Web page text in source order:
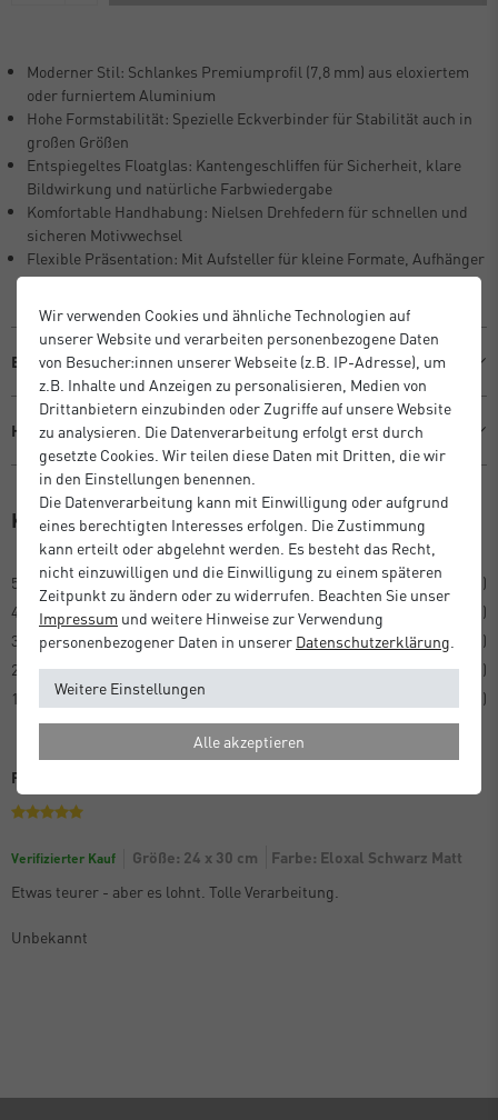
Moderner Stil: Schlankes Premiumprofil (7,8 mm) aus eloxiertem
oder furniertem Aluminium
Hohe Formstabilität: Spezielle Eckverbinder für Stabilität auch in
großen Größen
Entspiegeltes Floatglas: Kantengeschliffen für Sicherheit, klare
Bildwirkung und natürliche Farbwiedergabe
Komfortable Handhabung: Nielsen Drehfedern für schnellen und
sicheren Motivwechsel
Flexible Präsentation: Mit Aufsteller für kleine Formate, Aufhänger
ab DIN A4 – Hoch- und Querformat
Beschreibung
Hersteller Informationen
Kundenrezensionen(1)
5
4
3
2
1
Perfekte Verarbeitung
Verifizierter Kauf Größe: 24 x 30 cm
Farbe: Eloxal Schwarz Matt
Etwas teurer - aber es lohnt. Tolle Verarbeitung.
Unbekannt
Wir verwenden Cookies und ähnliche Technologien auf
unserer Website und verarbeiten personenbezogene Daten
von Besucher:innen unserer Webseite (z.B. IP-Adresse), um
z.B. Inhalte und Anzeigen zu personalisieren, Medien von
Drittanbietern einzubinden oder Zugriffe auf unsere Website
zu analysieren. Die Datenverarbeitung erfolgt erst durch
gesetzte Cookies. Wir teilen diese Daten mit Dritten, die wir
in den Einstellungen benennen.
Die Datenverarbeitung kann mit Einwilligung oder aufgrund
eines berechtigten Interesses erfolgen. Die Zustimmung
kann erteilt oder abgelehnt werden. Es besteht das Recht,
nicht einzuwilligen und die Einwilligung zu einem späteren
Zeitpunkt zu ändern oder zu widerrufen. Beachten Sie unser
Impressum und weitere Hinweise zur Verwendung
personenbezogener Daten in unserer Daten­schutz­erklärung
Weitere Einstellungen
Alle akzeptieren